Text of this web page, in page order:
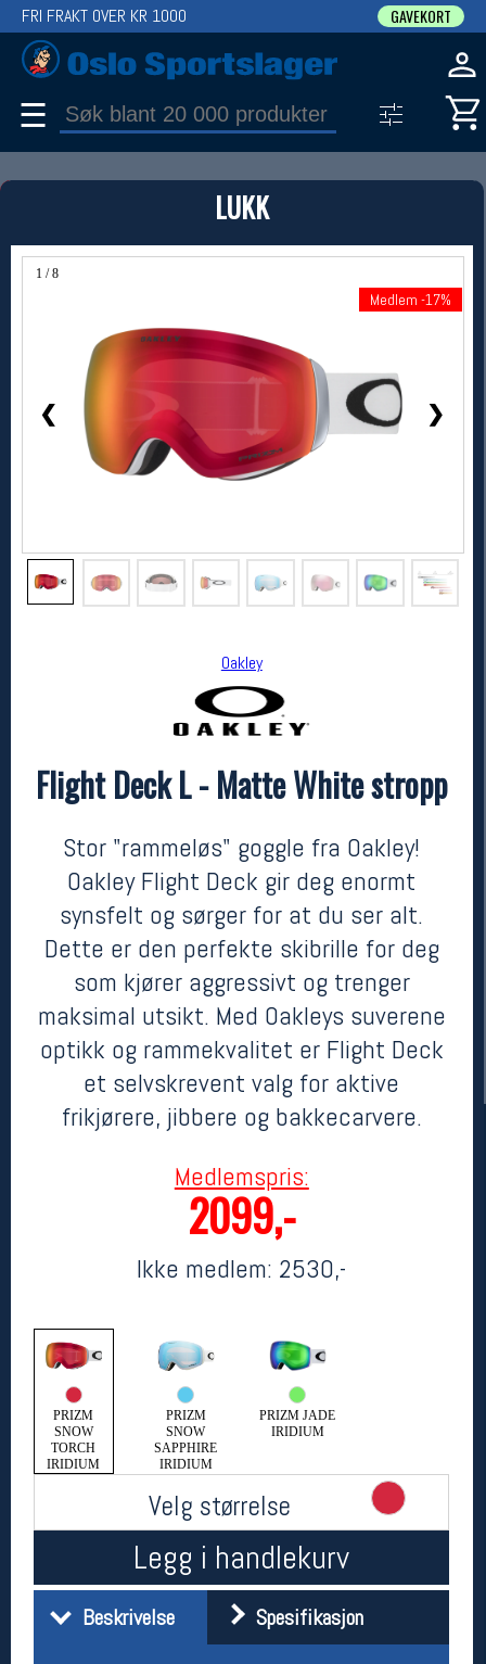
LUKK
1 / 8
❮ ❯
Medlem -17%
Oakley
Flight Deck L - Matte White stropp
Stor "rammeløs" goggle fra Oakley!
Oakley Flight Deck gir deg enormt
synsfelt og sørger for at du ser alt.
Dette er den perfekte skibrille for deg
som kjører aggressivt og trenger
maksimal utsikt. Med Oakleys suverene
optikk og rammekvalitet er Flight Deck
et selvskrevent valg for aktive
frikjørere, jibbere og bakkecarvere.
Medlemspris:
2099,-
Ikke medlem: 2530,-
PRIZM
SNOW
TORCH
IRIDIUM
PRIZM
SNOW
SAPPHIRE
IRIDIUM
PRIZM JADE
IRIDIUM
Velg størrelse
Legg i handlekurv
Beskrivelse Spesifikasjon
FRI FRAKT OVER KR 1000 GAVEKORT
☰
PRODUKT
Produkter (1)
Bruk filter til å spisse søket
Oakley
2530,- MEDLEM:2099,-
Her finner du oss
Oslo Sportslager
Torggata 20
Telefon: 23 32 62 00
(telefontid man-fredag klokken 10-13)
Vis i kart
Om oss
Kontakt oss
Åpningstider butikk
11-18
Team Oslo Sportslager